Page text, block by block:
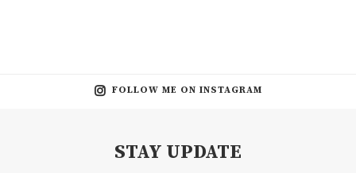
FOLLOW ME ON INSTAGRAM
STAY UPDATE